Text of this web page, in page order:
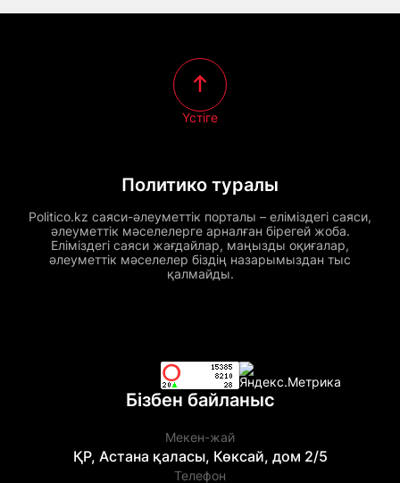
Политико туралы
Politico.kz саяси-әлеуметтік порталы – еліміздегі саяси,
әлеуметтік мәселелерге арналған бірегей жоба.
Еліміздегі саяси жағдайлар, маңызды оқиғалар,
әлеуметтік мәселелер біздің назарымыздан тыс
қалмайды.
Үстіге
Бізбен байланыс
Мекен-жай
ҚР, Астана қаласы, Көксай, дом 2/5
Телефон